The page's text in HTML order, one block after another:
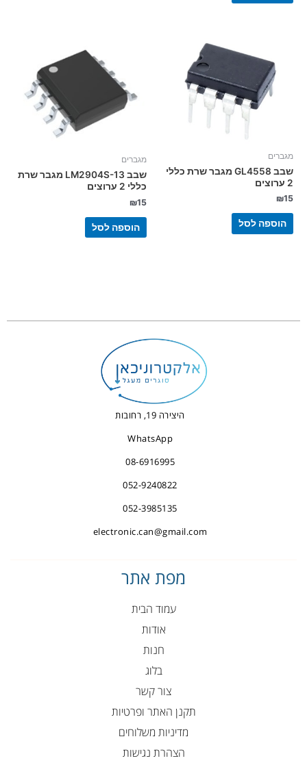
מגברים
שבב GL4558 מגבר שרת כללי
2 ערוצים
₪15
הוספה לסל
מגברים
שבב LM2904S-13 מגבר שרת
כללי 2 ערוצים
₪15
הוספה לסל
היצירה 19, רחובות
WhatsApp
08-6916995
052-9240822
052-3985135
electronic.can@gmail.com
מפת אתר
עמוד הבית
אודות
חנות
בלוג
צור קשר
תקנן האתר ופרטיות
מדיניות משלוחים
הצהרת נגישות